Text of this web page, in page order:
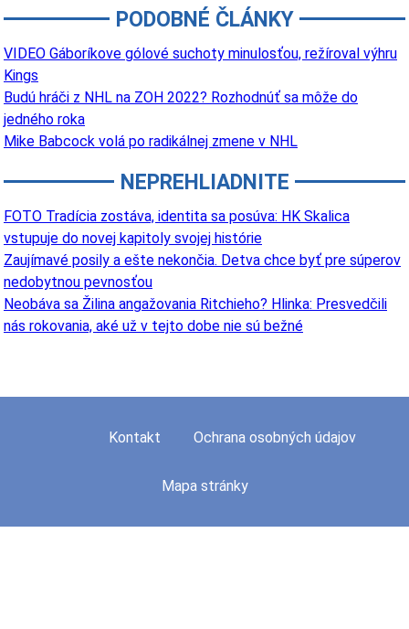
PODOBNÉ ČLÁNKY
VIDEO Gáboríkove gólové suchoty minulosťou, režíroval výhru
Kings
Budú hráči z NHL na ZOH 2022? Rozhodnúť sa môže do
jedného roka
Mike Babcock volá po radikálnej zmene v NHL
NEPREHLIADNITE
FOTO Tradícia zostáva, identita sa posúva: HK Skalica
vstupuje do novej kapitoly svojej histórie
Zaujímavé posily a ešte nekončia. Detva chce byť pre súperov
nedobytnou pevnosťou
Neobáva sa Žilina angažovania Ritchieho? Hlinka: Presvedčili
nás rokovania, aké už v tejto dobe nie sú bežné
Kontakt Ochrana osobných údajov
Mapa stránky